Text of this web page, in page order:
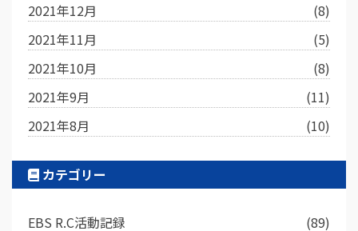
2021年12月
(8)
2021年11月
(5)
2021年10月
(8)
2021年9月
(11)
2021年8月
(10)
カテゴリー
EBS R.C活動記録
(89)